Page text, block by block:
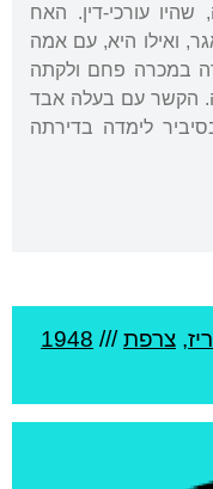
עורכי-דין. האח
ואילו היא, עם אמה
במכרה פחם ולקתה
הקשר עם בעלה אבד
לימדה בדירתה
, צרפת///
1948